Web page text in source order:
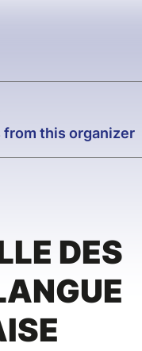
from this organizer
DES